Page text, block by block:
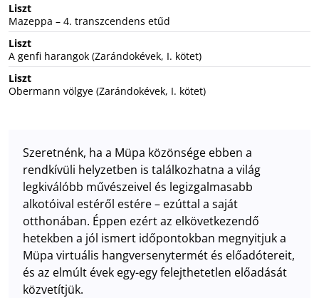
Liszt
Mazeppa – 4. transzcendens etűd
Liszt
A genfi harangok (Zarándokévek, I. kötet)
Liszt
Obermann völgye (Zarándokévek, I. kötet)
Szeretnénk, ha a Müpa közönsége ebben a
rendkívüli helyzetben is találkozhatna a világ
legkiválóbb művészeivel és legizgalmasabb
alkotóival estéről estére – ezúttal a saját
otthonában. Éppen ezért az elkövetkezendő
hetekben a jól ismert időpontokban megnyitjuk a
Müpa virtuális hangversenytermét és előadótereit,
és az elmúlt évek egy-egy felejthetetlen előadását
közvetítjük.